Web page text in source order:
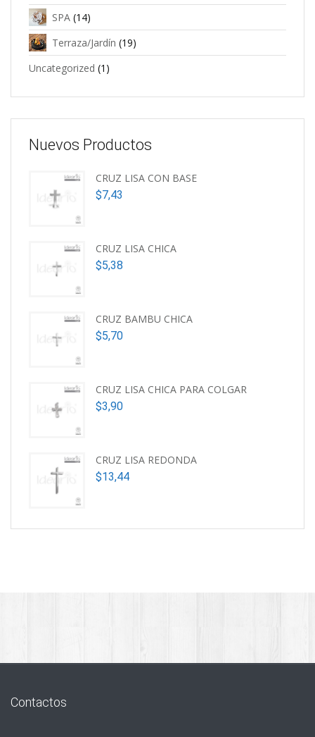
SPA (14)
Terraza/Jardín (19)
Uncategorized (1)
Nuevos Productos
CRUZ LISA CON BASE
$7,43
CRUZ LISA CHICA
$5,38
CRUZ BAMBU CHICA
$5,70
CRUZ LISA CHICA PARA COLGAR
$3,90
CRUZ LISA REDONDA
$13,44
Contactos